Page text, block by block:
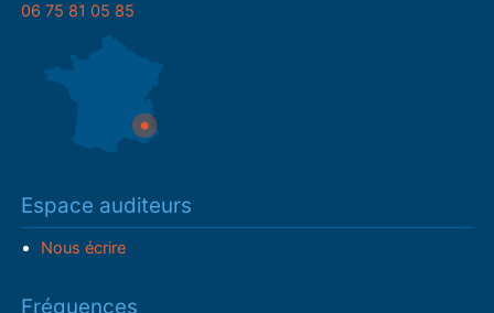
06 75 81 05 85
Espace auditeurs
Nous écrire
Fréquences